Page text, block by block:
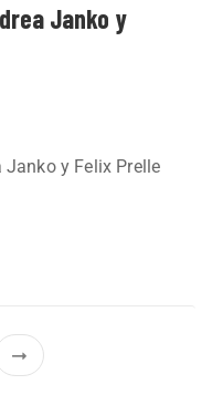
Janko y
y Felix Prelle